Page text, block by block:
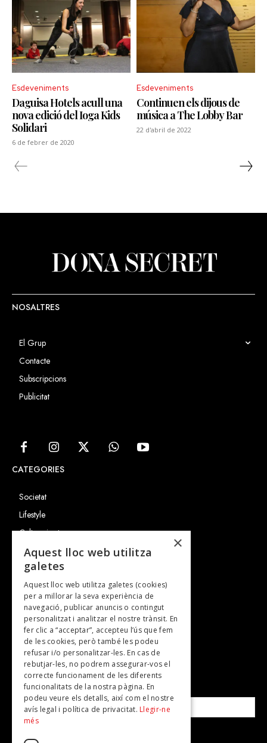
Esdeveniments
Daguisa Hotels acull una
nova edició del Ioga Kids
Solidari
6 de febrer de 2020
Esdeveniments
Continuen els dijous de
música a The Lobby Bar
22 d'abril de 2022
NOSALTRES
El Grup
Contacte
Subscripcions
Publicitat
CATEGORIES
Societat
Lifestyle
Cultura i art
Entrevistes
Gastronomia
TV
Plans per fer
Revistes
SUBSCRIU-TE A LA NOSTRA NEWSLETTER!
Correu electrònic*
Accepto la
×
Aquest lloc web utilitza
galetes
Aquest lloc web utilitza galetes (cookies)
per a millorar la seva experiència de
navegació, publicar anuncis o contingut
personalitzat i analitzar el nostre trànsit. En
fer clic a “acceptar”, accepteu l’ús que fem
de les cookies, però també les podeu
refusar i/o personalitzar-les. En cas de
rebutjar-les, no podrem assegurar-vos el
correcte funcionament de les diferents
funcionalitats de la nostra pàgina. En
podeu veure els detalls, així com el nostre
avís legal i política de privacitat. Llegir-ne
més